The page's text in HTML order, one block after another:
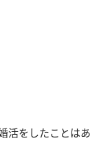
活をしたことはあ